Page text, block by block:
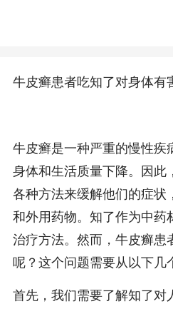
牛皮癣患者吃知了对身体有
牛皮癣是一种严重的慢性疾
身体和生活质量下降。因此
各种方法来缓解他们的症状
和外用药物。知了作为中药
治疗方法。然而，牛皮癣患
呢？这个问题需要从以下几
首先，我们需要了解知了对